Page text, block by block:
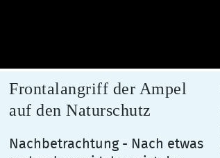
Frontalangriff der Ampel
auf den Naturschutz
Nachbetrachtung - Nach etwas